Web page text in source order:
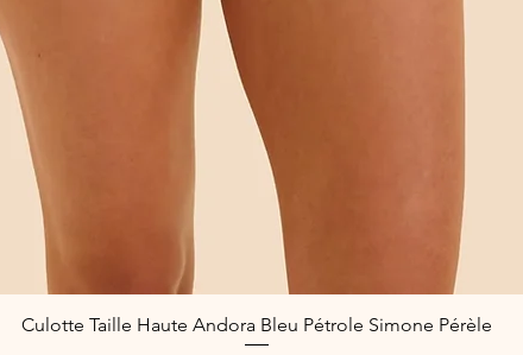
Quick View
Culotte Taille Haute Andora Bleu Pétrole Simone Pérèle